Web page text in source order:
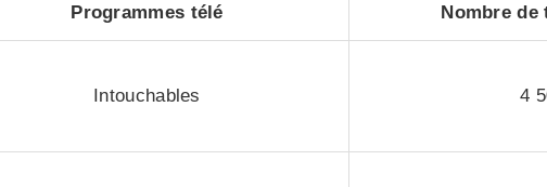
Programmes télé Nombre de
Intouchables 4